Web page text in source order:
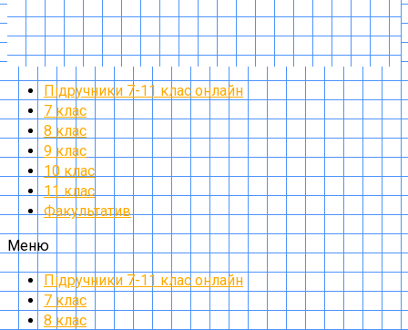
Підручники 7-11 клас онлайн
7 клас
8 клас
9 клас
10 клас
11 клас
Факультатив
Меню
Підручники 7-11 клас онлайн
7 клас
8 клас